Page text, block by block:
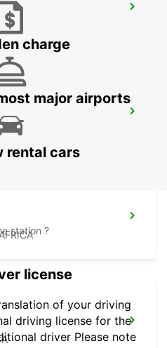
AFRICA
AFRICA
charge
major airports
rental cars
station ?
license
of your driving
driving license for the
driver Please note